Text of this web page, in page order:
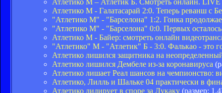
Атлетико М - Галатасарай 2:0. Теперь реванш с
"Атлетико М" - "Барселона" 1:2. Гонка
"Атлетико М" - "Барселона" 0:0. Первых
Атлетико М - Байер: смотреть онлайн
"Атлетико" М - "Атлетик" Б - 3:0. Фалькао - это
Атлетико лишился защитника на
Атлетико лишился Дембеле из-за коронавируса
Атлетико лишает Реал шансов на чемпионство:
Атлетико, Лилль и Шальке 04 практически в
Атлетико лидирует в споре за Лукаку (размер: